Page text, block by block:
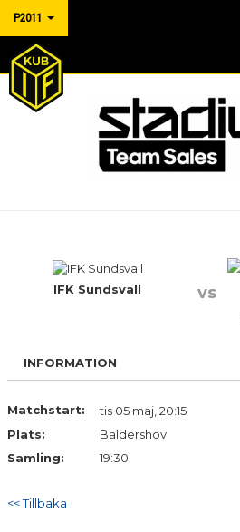
P2011
P2011
BILDGALLERI
KONTAKT
IFK Sundsvall vs
INFORMATION
Matchstart:
tis 05 maj, 20:15
Plats:
Baldershov
Samling:
19:30
<< Tillbaka